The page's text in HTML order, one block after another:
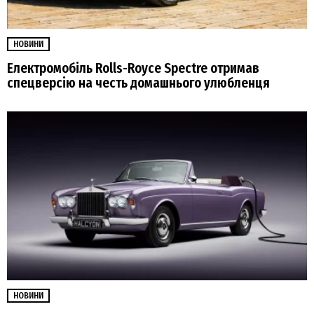
НОВИНИ
Електромобіль Rolls-Royce Spectre отримав
спецверсію на честь домашнього улюбленця
НОВИНИ